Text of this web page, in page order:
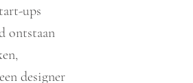
ups
ontstaan
designer